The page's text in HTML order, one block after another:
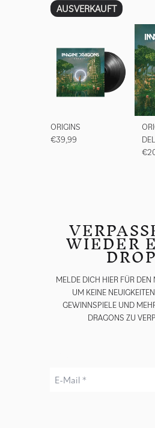
AUSVERKAUFT
ORIGINS
€39,99
WIEDER
MELDE DICH HIER FÜR DEN
UM KEINE
GEWINNSPIELE UND
DRAGONS ZU